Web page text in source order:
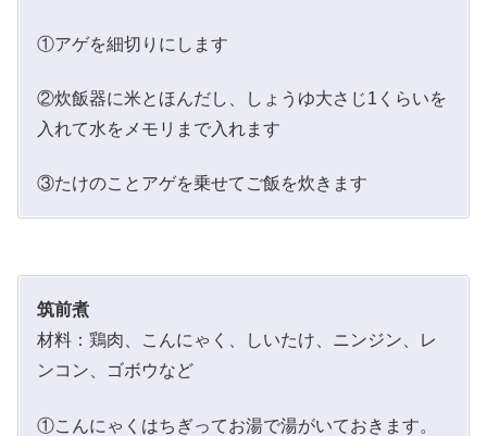
①アゲを細切りにします
②炊飯器に米とほんだし、しょうゆ大さじ1くらいを
入れて水をメモリまで入れます
③たけのことアゲを乗せてご飯を炊きます
筑前煮
材料：鶏肉、こんにゃく、しいたけ、ニンジン、レ
ンコン、ゴボウなど
①こんにゃくはちぎってお湯で湯がいておきます。